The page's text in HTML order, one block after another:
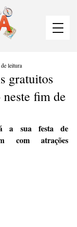
gratuitos
fim de
leitura
a sua festa de
com atrações